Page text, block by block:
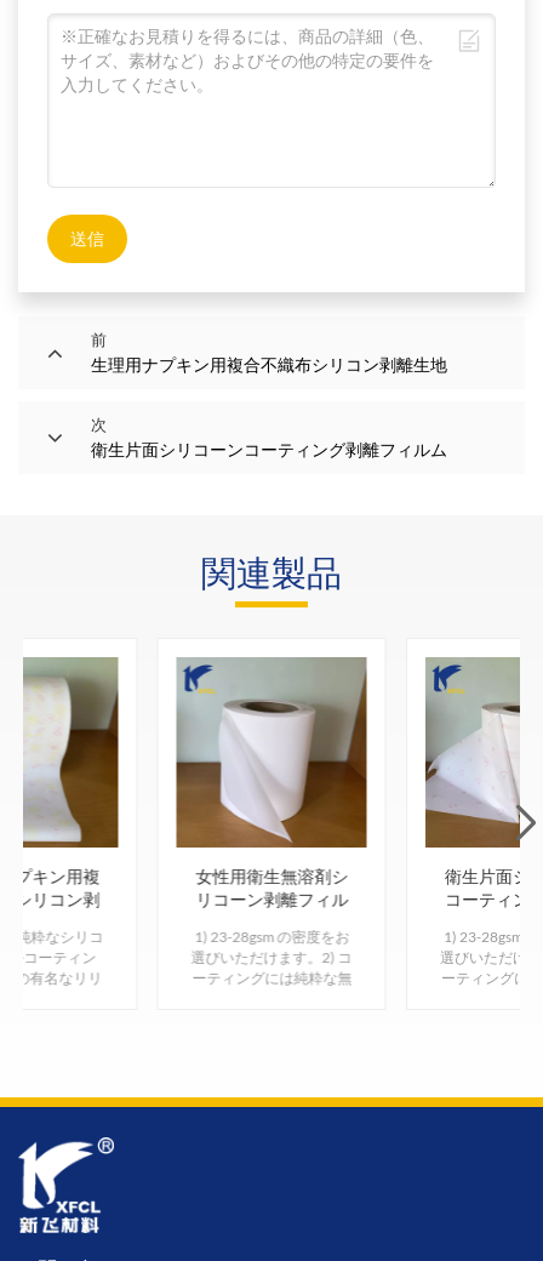
送信
前
生理用ナプキン用複合不織布シリコン剥離生地
次
衛生片面シリコーンコーティング剥離フィルム
関連製品
プキン用複
シリコン剥
純粋なシリコ
ルコーティン
の有名なリリ
女性用衛生無溶剤シ
リコーン剥離フィル
1) 23-28gsm の密度をお
選びいただけます。2) コ
ーティングには純粋な無
く安全で環境に優しいで
衛生片面シ
コーティン
1) 23-28gsm
選びいただけ
ーティングに
く安全で環境